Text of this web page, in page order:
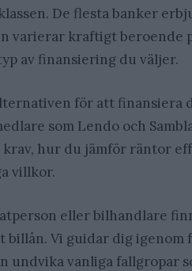
De flesta banker
varierar kraftigt beroende
av finansiering du väljer.
för att finansiera
som Lendo och
hur du jämför räntor
villkor.
eller bilhandlare
Vi guidar dig igenom
undvika vanliga fallgropar